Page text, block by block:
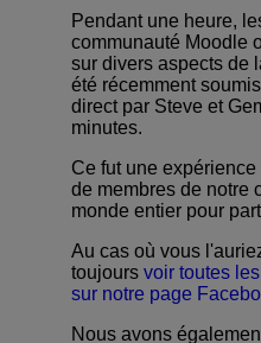
Pendant une heure,
communauté Moodle
sur divers aspects de
été récemment
direct par Steve et
minutes.
Ce fut une
de membres de notre
monde entier pour
Au cas où vous
toujours voir toutes
sur notre page
Nous avons